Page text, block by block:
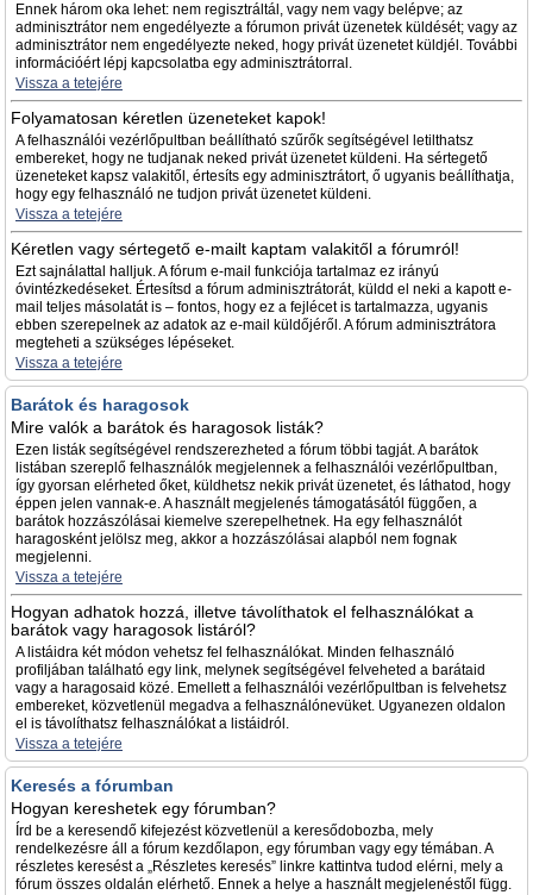
Ennek három oka lehet: nem regisztráltál, vagy nem vagy belépve; az
adminisztrátor nem engedélyezte a fórumon privát üzenetek küldését; vagy az
adminisztrátor nem engedélyezte neked, hogy privát üzenetet küldjél. További
információért lépj kapcsolatba egy adminisztrátorral.
Vissza a tetejére
Folyamatosan kéretlen üzeneteket kapok!
A felhasználói vezérlőpultban beállítható szűrők segítségével letilthatsz
embereket, hogy ne tudjanak neked privát üzenetet küldeni. Ha sértegető
üzeneteket kapsz valakitől, értesíts egy adminisztrátort, ő ugyanis beállíthatja,
hogy egy felhasználó ne tudjon privát üzenetet küldeni.
Vissza a tetejére
Kéretlen vagy sértegető e-mailt kaptam valakitől a fórumról!
Ezt sajnálattal halljuk. A fórum e-mail funkciója tartalmaz ez irányú
óvintézkedéseket. Értesítsd a fórum adminisztrátorát, küldd el neki a kapott e-
mail teljes másolatát is – fontos, hogy ez a fejlécet is tartalmazza, ugyanis
ebben szerepelnek az adatok az e-mail küldőjéről. A fórum adminisztrátora
megteheti a szükséges lépéseket.
Vissza a tetejére
Barátok és haragosok
Mire valók a barátok és haragosok listák?
Ezen listák segítségével rendszerezheted a fórum többi tagját. A barátok
listában szereplő felhasználók megjelennek a felhasználói vezérlőpultban,
így gyorsan elérheted őket, küldhetsz nekik privát üzenetet, és láthatod, hogy
éppen jelen vannak-e. A használt megjelenés támogatásától függően, a
barátok hozzászólásai kiemelve szerepelhetnek. Ha egy felhasználót
haragosként jelölsz meg, akkor a hozzászólásai alapból nem fognak
megjelenni.
Vissza a tetejére
Hogyan adhatok hozzá, illetve távolíthatok el felhasználókat a
barátok vagy haragosok listáról?
A listáidra két módon vehetsz fel felhasználókat. Minden felhasználó
profiljában található egy link, melynek segítségével felveheted a barátaid
vagy a haragosaid közé. Emellett a felhasználói vezérlőpultban is felvehetsz
embereket, közvetlenül megadva a felhasználónevüket. Ugyanezen oldalon
el is távolíthatsz felhasználókat a listáidról.
Vissza a tetejére
Keresés a fórumban
Hogyan kereshetek egy fórumban?
Írd be a keresendő kifejezést közvetlenül a keresődobozba, mely
rendelkezésre áll a fórum kezdőlapon, egy fórumban vagy egy témában. A
részletes keresést a „Részletes keresés” linkre kattintva tudod elérni, mely a
fórum összes oldalán elérhető. Ennek a helye a használt megjelenéstől függ.